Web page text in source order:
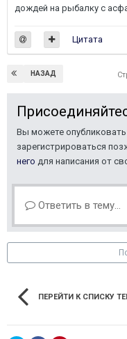
дождей на рыбалку с
Цитата
НАЗАД
Вы можете
зарегистрироваться
него для написания от
Ответить в тему...
ПЕРЕЙТИ К СПИСКУ